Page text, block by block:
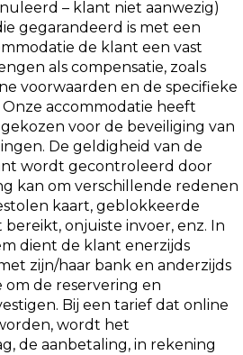
– klant niet aanwezig)
gegarandeerd is met een
de klant een vast
als compensatie, zoals
voorwaarden en de specifieke
accommodatie heeft
voor de beveiliging van
De geldigheid van de
wordt gecontroleerd door
kan om verschillende redenen
kaart, geblokkeerde
onjuiste invoer, enz. In
dient de klant enerzijds
zijn/haar bank en anderzijds
de reservering en
Bij een tarief dat online
wordt het
de aanbetaling, in rekening